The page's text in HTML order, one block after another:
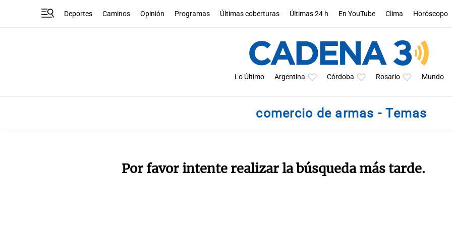
Deportes Caminos Opinión Programas Últimas coberturas Últimas 24 h En YouTube Clima Horóscopo
Lo Último Argentina Córdoba Rosario Mundo
comercio de armas - Temas
Por favor intente realizar la búsqueda más tarde.